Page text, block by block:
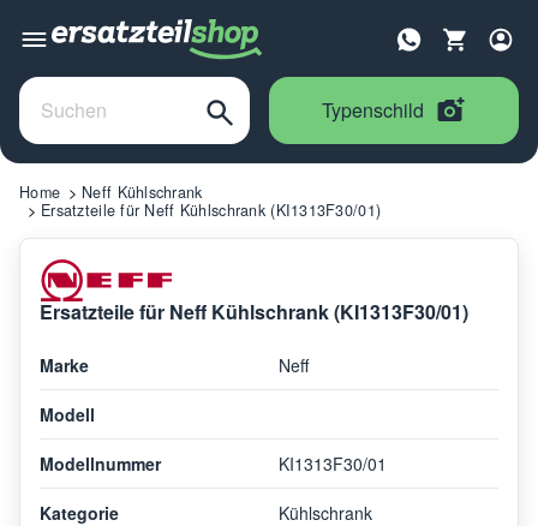
Typenschild
Home
Neff Kühlschrank
Ersatzteile für Neff Kühlschrank (KI1313F30/01)
Ersatzteile für Neff Kühlschrank (KI1313F30/01)
Marke Neff
Modell
Modellnummer KI1313F30/01
Kategorie Kühlschrank